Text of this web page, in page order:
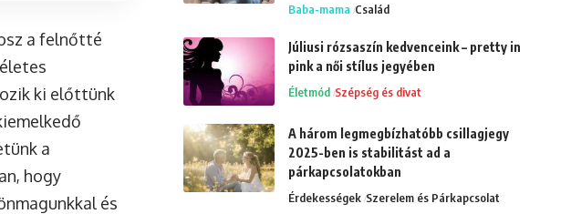
a felnőtté
ki előttünk
a
hogy
és
Baba-mama Család
Júliusi rózsaszín kedvenceink – pretty in
pink a női stílus jegyében
Életmód Szépség és divat
A három legmegbízhatóbb csillagjegy
2025-ben is stabilitást ad a
párkapcsolatokban
Érdekességek Szerelem és Párkapcsolat